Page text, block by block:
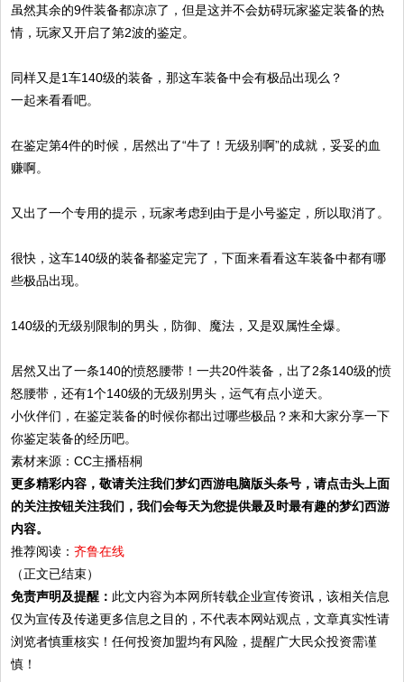
虽然其余的9件装备都凉凉了，但是这并不会妨碍玩家鉴定装备的热
情，玩家又开启了第2波的鉴定。
同样又是1车140级的装备，那这车装备中会有极品出现么？
一起来看看吧。
在鉴定第4件的时候，居然出了“牛了！无级别啊”的成就，妥妥的血
赚啊。
又出了一个专用的提示，玩家考虑到由于是小号鉴定，所以取消了。
很快，这车140级的装备都鉴定完了，下面来看看这车装备中都有哪
些极品出现。
140级的无级别限制的男头，防御、魔法，又是双属性全爆。
居然又出了一条140的愤怒腰带！一共20件装备，出了2条140级的愤
怒腰带，还有1个140级的无级别男头，运气有点小逆天。
小伙伴们，在鉴定装备的时候你都出过哪些极品？来和大家分享一下
你鉴定装备的经历吧。
素材来源：CC主播梧桐
更多精彩内容，敬请关注我们梦幻西游电脑版头条号，请点击头上面
的关注按钮关注我们，我们会每天为您提供最及时最有趣的梦幻西游
内容。
推荐阅读：齐鲁在线
（正文已结束）
免责声明及提醒： 此文内容为本网所转载企业宣传资讯，该相关信息
仅为宣传及传递更多信息之目的，不代表本网站观点，文章真实性请
浏览者慎重核实！任何投资加盟均有风险，提醒广大民众投资需谨
慎！